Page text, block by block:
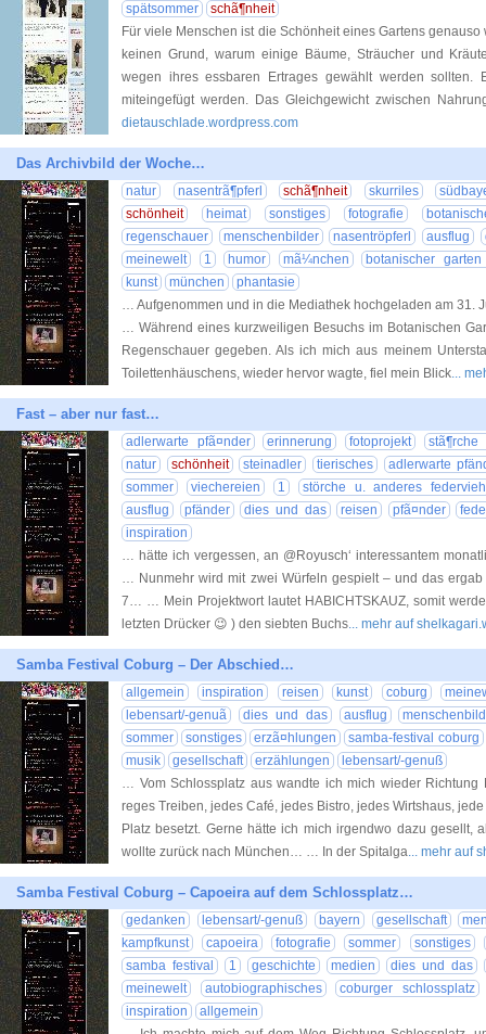
spätsommer
schã¶nheit
Für viele Menschen ist die Schönheit eines Gartens
keinen Grund, warum einige Bäume, Sträucher und
wegen ihres essbaren Ertrages gewählt werden sollten.
miteingefügt werden. Das Gleichgewicht zwischen
dietauschlade.wordpress.com
Das Archivbild der Woche…
natur nasentrã¶pferl schã¶nheit skurriles
schönheit
heimat sonstiges fotografie
regenschauer
menschenbilder nasentröpferl ausflug
meinewelt
1 humor mã¼nchen
botanischer
kunst
münchen
phantasie
… Aufgenommen und in die Mediathek hochgeladen am
… Während eines kurzweiligen Besuchs im Botanischen
Regenschauer gegeben. Als ich mich aus meinem
Toilettenhäuschens, wieder hervor wagte, fiel mein Blick...
Fast – aber nur fast…
adlerwarte pfã¤nder erinnerung fotoprojekt
natur
schönheit steinadler tierisches
adlerwarte
sommer
viechereien 1
störche u. anderes federvieh
ausflug
pfänder dies und das reisen pfã¤nder
inspiration
… hätte ich vergessen, an @Royusch‘ interessantem
… Nunmehr wird mit zwei Würfeln gespielt – und das
7… … Mein Projektwort lautet HABICHTSKAUZ, somit
letzten Drücker 😉 ) den siebten Buchs... mehr auf
Samba Festival Coburg – Der Abschied…
allgemein inspiration reisen kunst coburg
lebensart/-genuã
dies und das ausflug
sommer
sonstiges erzã¤hlungen
samba-festival coburg
musik
gesellschaft erzählungen
lebensart/-genuß
… Vom Schlossplatz aus wandte ich mich wieder Richtung
reges Treiben, jedes Café, jedes Bistro, jedes Wirtshaus,
Platz besetzt. Gerne hätte ich mich irgendwo dazu gesellt,
wollte zurück nach München… … In der Spitalga... mehr auf
Samba Festival Coburg – Capoeira auf dem Schlossplatz…
gedanken lebensart/-genuß bayern gesellschaft
kampfkunst
capoeira fotografie sommer
sonstiges
samba festival
1 geschichte medien
dies und das
meinewelt
autobiographisches
coburger schlossplatz
inspiration
allgemein